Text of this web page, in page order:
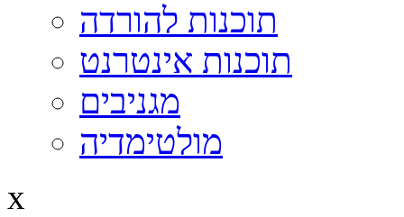
תוכנות להורדה
תוכנות אינטרנט
מגניבים
מולטימדיה
x